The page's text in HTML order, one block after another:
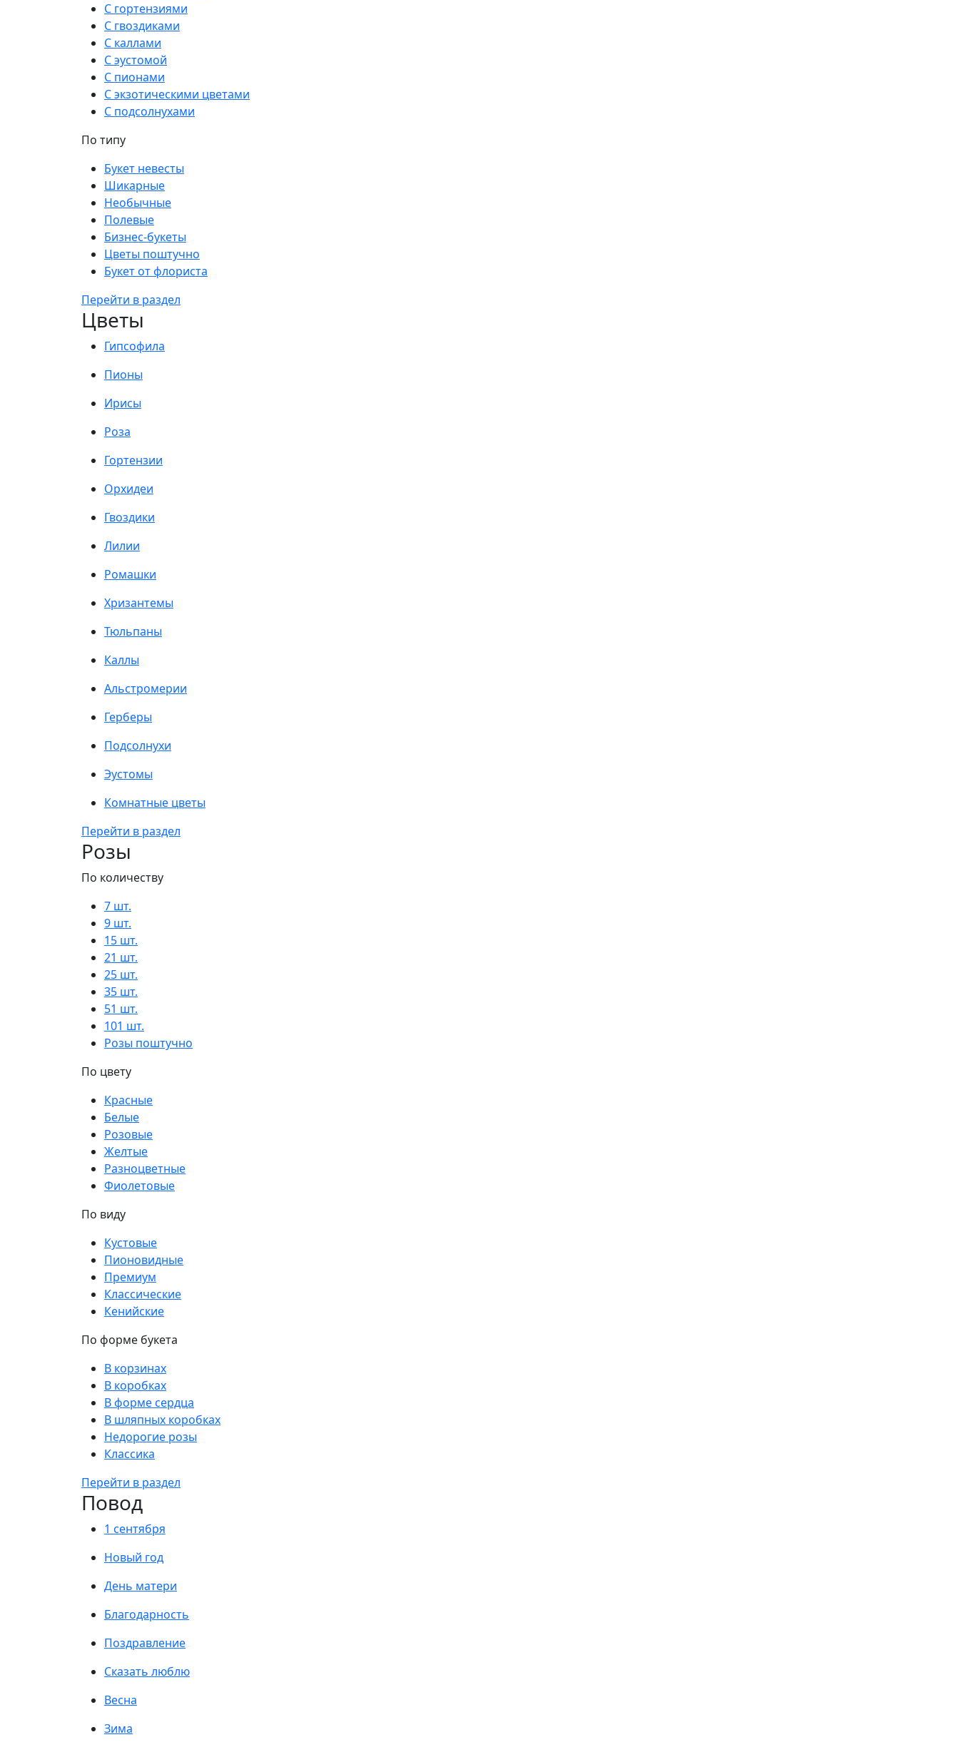
С гортензиями
С гвоздиками
С каллами
С эустомой
С пионами
С экзотическими цветами
С подсолнухами
По типу
Букет невесты
Шикарные
Необычные
Полевые
Бизнес-букеты
Цветы поштучно
Букет от флориста
Перейти в раздел
Цветы
Гипсофила
Пионы
Ирисы
Роза
Гортензии
Орхидеи
Гвоздики
Лилии
Ромашки
Хризантемы
Тюльпаны
Каллы
Альстромерии
Герберы
Подсолнухи
Эустомы
Комнатные цветы
Перейти в раздел
Розы
По количеству
7 шт.
9 шт.
15 шт.
21 шт.
25 шт.
35 шт.
51 шт.
101 шт.
Розы поштучно
По цвету
Красные
Белые
Розовые
Желтые
Разноцветные
Фиолетовые
По виду
Кустовые
Пионовидные
Премиум
Классические
Кенийские
По форме букета
В корзинах
В коробках
В форме сердца
В шляпных коробках
Недорогие розы
Классика
Перейти в раздел
Повод
1 сентября
Новый год
День матери
Благодарность
Поздравление
Сказать люблю
Весна
Зима